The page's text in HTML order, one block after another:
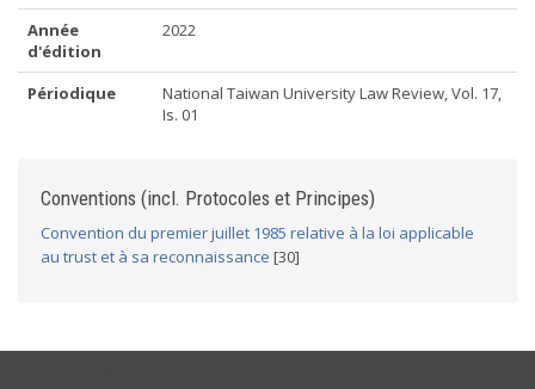
Année
d'édition
2022
Périodique
National Taiwan University Law Review, Vol. 17,
Is. 01
Conventions (incl. Protocoles et Principes)
Convention du premier juillet 1985 relative à la loi applicable
au trust et à sa reconnaissance [30]